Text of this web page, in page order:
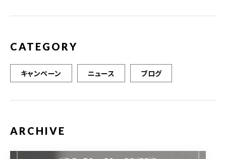
CATEGORY
キャンペーン ニュース ブログ
ARCHIVE